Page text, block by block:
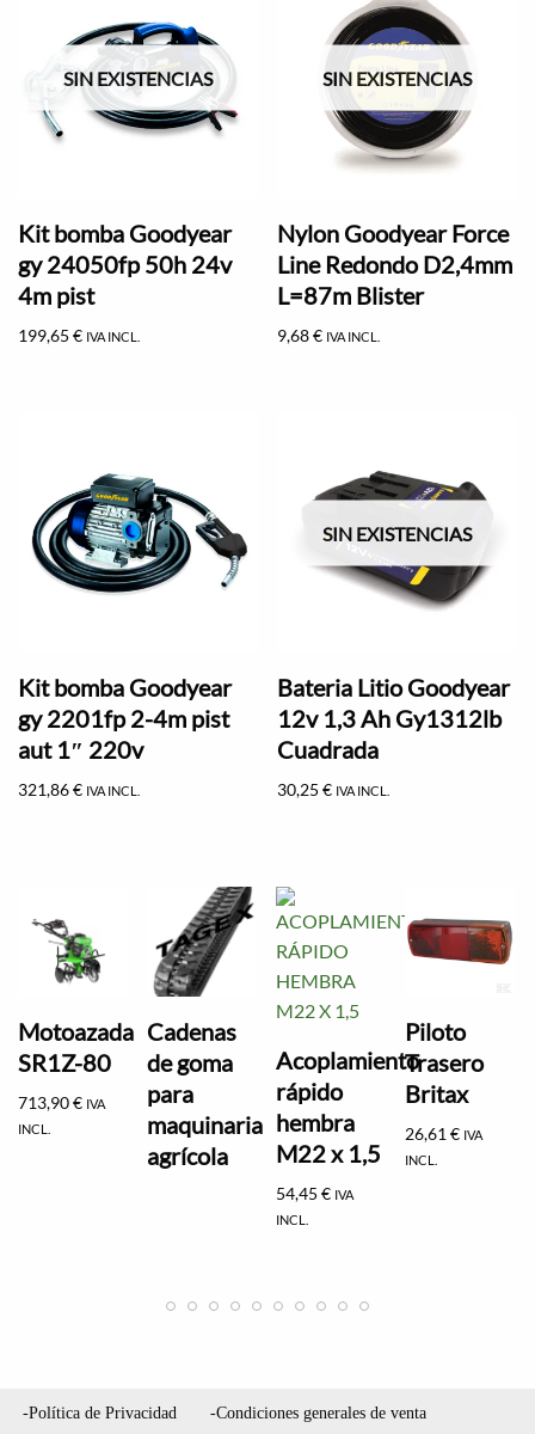
SIN EXISTENCIAS
Kit bomba Goodyear
gy 24050fp 50h 24v
4m pist
199,65 € IVA INCL.
SIN EXISTENCIAS
Nylon Goodyear Force
Line Redondo D2,4mm
L=87m Blister
9,68€ IVA INCL.
Kit bomba Goodyear
gy 2201fp 2-4m pist
aut 1″ 220v
321,86€ IVA INCL.
SIN EXISTENCIAS
Bateria Litio Goodyear
12v 1,3 Ah Gy1312lb
Cuadrada
30,25€ IVA INCL.
Motoazada
SR1Z-80
713,90€ IVA
INCL.
Cadenas
de goma
para
maquinaria
agrícola
Acoplamiento
rápido
hembra
M22 x 1,5
54,45€ IVA
INCL.
Piloto
Trasero
Britax
26,61€ IVA
INCL.
-Política de Privacidad -Condiciones generales de venta